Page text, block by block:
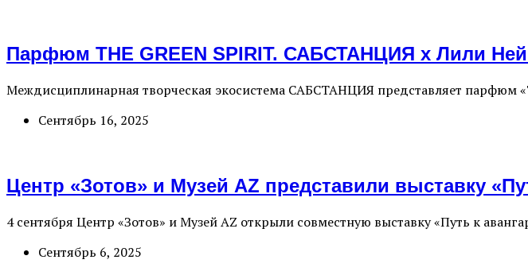
Парфюм THE GREEN SPIRIT. САБСТАНЦИЯ х Лили
Междисциплинарная творческая экосистема САБСТАНЦИЯ представляет парфюм
Сентябрь 16, 2025
Центр «Зотов» и Музей AZ представили выставку
4 сентября Центр «Зотов» и Музей AZ открыли совместную выставку «Путь к
Сентябрь 6, 2025